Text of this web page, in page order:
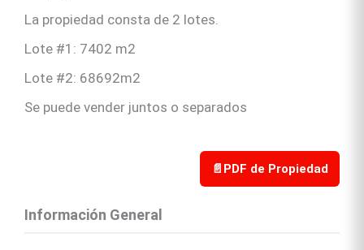
La propiedad consta de 2 lotes.
Lote #1: 7402 m2
Lote #2: 68692m2
Se puede vender juntos o separados
📄 PDF de Propiedad
Información General